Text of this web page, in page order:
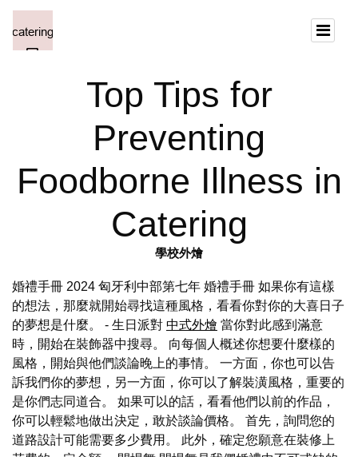
Top Tips for
Preventing
Foodborne Illness in
Catering
學校外燴
婚禮手冊 2024 匈牙利中部第七年 婚禮手冊 如果你有這樣
的想法，那麼就開始尋找這種風格，看看你對你的大喜日子
的夢想是什麼。 - 生日派對 中式外燴 當你對此感到滿意
時，開始在裝飾器中搜尋。 向每個人概述你想要什麼樣的
風格，開始與他們談論晚上的事情。 一方面，你也可以告
訴我們你的夢想，另一方面，你可以了解裝潢風格，重要的
是你們志同道合。 如果可以的話，看看他們以前的作品，
你可以輕鬆地做出決定，敢於談論價格。 首先，詢問您的
道路設計可能需要多少費用。 此外，確定您願意在裝修上